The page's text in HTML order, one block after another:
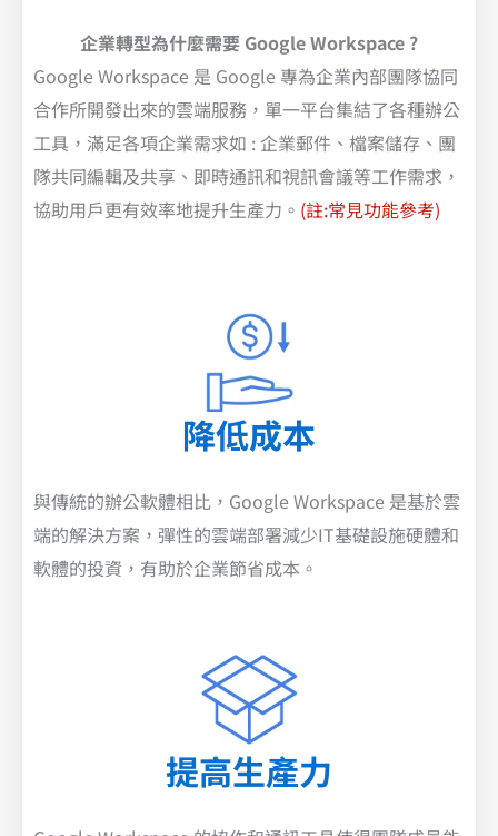
企業轉型為什麼需要 Google Workspace ?
Google Workspace 是 Google 專為企業內部團隊協同
合作所開發出來的雲端服務，單一平台集結了各種辦公
工具，滿足各項企業需求如 : 企業郵件、檔案儲存、團
隊共同編輯及共享、即時通訊和視訊會議等工作需求，
協助用戶更有效率地提升生產力。 (註:常見功能參考)
降低成本
與傳統的辦公軟體相比，Google Workspace 是基於雲
端的解決方案，彈性的雲端部署減少IT基礎設施硬體和
軟體的投資，有助於企業節省成本。
提高生產力